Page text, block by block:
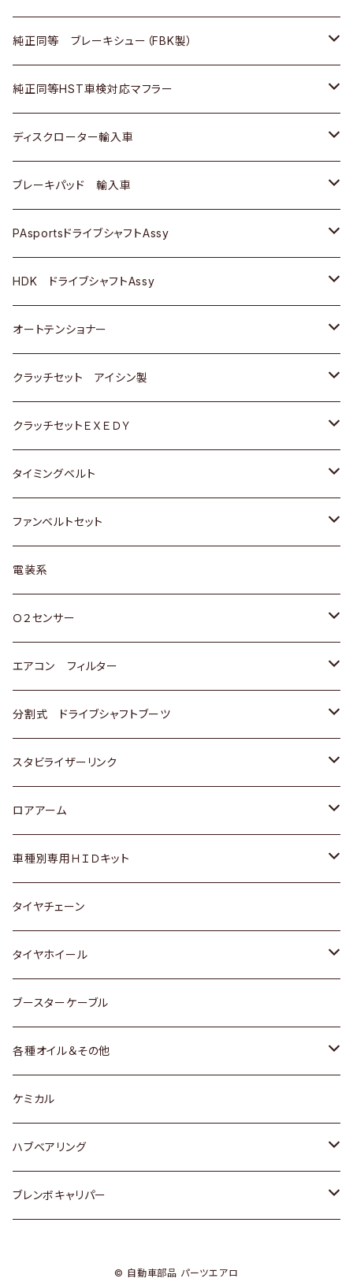
ＢＭＷ
三菱
スバル
マツダ
三菱
スバル
いすゞ
ダイハツ
マツダ
三菱
スバル
ＢＥＮＺ
日産
ダイハツ
マツダ
三菱
スバル
日産
いすゞ
ダイハツ
マツダ
三菱
スバル
ホンダ
スズキ
日産
ダイハツ
マツダ
三菱
スバル
トヨタ
ホンダ
スズキ
日産
ダイハツ
マツダ
三菱
スバル
純正同等 ブレーキシュー（FBK製）
ホンダ
スズキ
日産
ダイハツ
マツダ
三菱
スバル
純正同等HST車検対応マフラー
トヨタ
ホンダ
スズキ
日産
いすゞ
ダイハツ
マツダ
三菱
スバル
日野
ディスクローター輸入車
ＡＵＤＩ
ＢＥＮＺ
ＢＭＷ
GOLF
ＷＡＧＥＮ
アストロ（シボレー）
クライスラー
ブレーキパッド 輸入車
ＢＥＮＺ
ＢＭＷ
ＷＡＧＥＮ
ＶＯＬＶＯ
PAsportsドライブシャフトAssy
トヨタ
ホンダ
スズキ
日産
ダイハツ
マツダ
三菱
スバル
HDK ドライブシャフトAssy
スズキ
ダイハツ
日産
ホンダ
マツダ
オートテンショナー
トヨタ
クラッチセット アイシン製
ホンダ
スズキ
ダイハツ
マツダ
三菱
スバル
クラッチセットＥＸＥＤＹ
ホンダ
スズキ
日産
ダイハツ
マツダ
三菱
スバル
タイミングベルト
トヨタ
スズキ
ダイハツ
三菱
スバル
ファンベルトセット
トヨタ
ホンダ
スズキ
日産
いすゞ
ダイハツ
マツダ
三菱
スバル
レクサス
電装系
Ｏ２センサー
トヨタ
ホンダ
スズキ
日産
ダイハツ
マツダ
三菱
スバル
エアコン フィルター
トヨタ
ホンダ
スズキ
日産
いすゞ
ダイハツ
マツダ
三菱
スバル
分割式 ドライブシャフトブーツ
トヨタ
ホンダ
スズキ
日産
ダイハツ
スバル
スタビライザーリンク
トヨタ
ホンダ
スズキ
日産
ダイハツ
マツダ
ロアアーム
ホンダ
スズキ
日産
ダイハツ
マツダ
スバル
車種別専用ＨＩＤキット
トヨタ
マツダ
タイヤチェーン
タイヤホイール
トヨタ
ホンダ
スズキ
日産
ダイハツ
ブースターケーブル
各種オイル＆その他
ディーデル洗浄添加剤
ケミカル
ハブベアリング
トヨタ
ブレンボキャリパー
© 自動車部品 パーツエアロ